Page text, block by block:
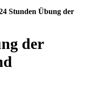
Stunden Übung der
der